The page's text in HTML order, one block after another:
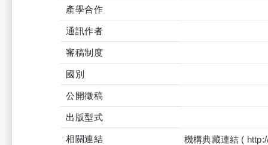
產學合作
通訊作者
審稿制度
國別
公開徵稿
出版型式
相關連結
機構典藏連結 (